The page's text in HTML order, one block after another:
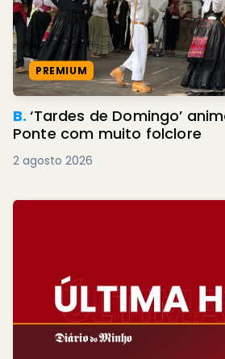
PREMIUM
B.‘Tardes de Domingo’
Ponte com muito folclore
2 agosto 2026